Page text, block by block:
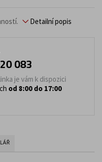
Detailní popis
083
je vám k dispozici
od 8:00 do 17:00